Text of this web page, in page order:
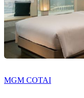
MGM COTAI